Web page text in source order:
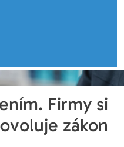
Firmy si
zákon